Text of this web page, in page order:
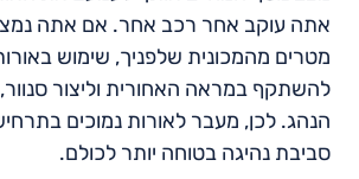
מטרים מהמכונית שלפניך, שימוש
להשתקף במראה האחורית וליצור
הנהג. לכן, מעבר לאורות נמוכים
סביבת נהיגה בטוחה יותר לכולם.